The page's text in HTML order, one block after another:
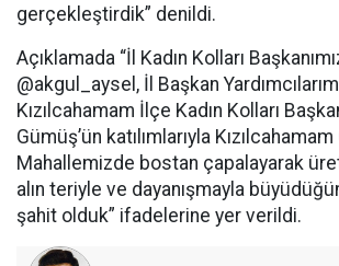
gerçekleştirdik” denildi.
Açıklamada “İl Kadın Kolları
@akgul_aysel, İl Başkan
Kızılcahamam İlçe Kadın Kolları
Gümüş’ün katılımlarıyla
Mahallemizde bostan çapalayarak
alın teriyle ve dayanışmayla
şahit olduk” ifadelerine yer verildi.